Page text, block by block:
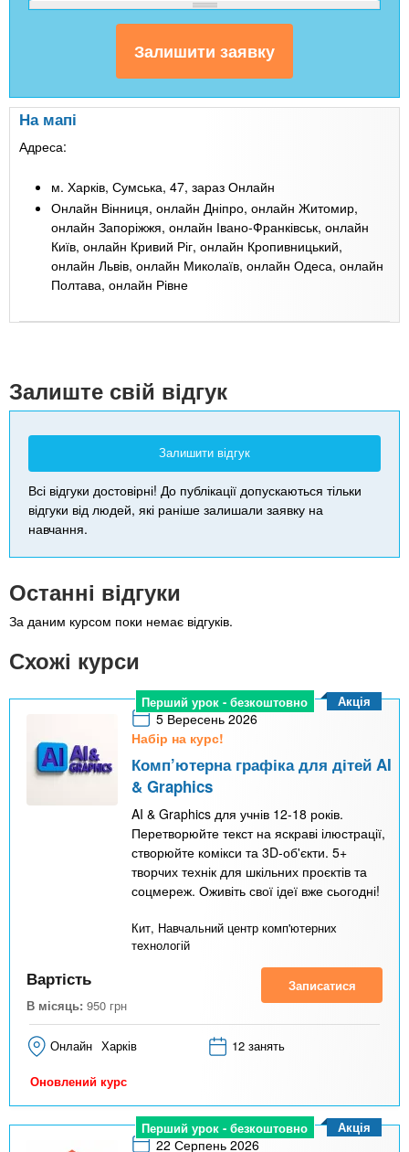
На мапі
Адреса:
м. Харків, Сумська, 47, зараз Онлайн
Онлайн Вінниця, онлайн Дніпро, онлайн Житомир,
онлайн Запоріжжя, онлайн Івано-Франківськ, онлайн
Київ, онлайн Кривий Ріг, онлайн Кропивницький,
онлайн Львів, онлайн Миколаїв, онлайн Одеса, онлайн
Полтава, онлайн Рівне
Залиште свій відгук
Залишити відгук
Всі відгуки достовірні! До публікації допускаються тільки
відгуки від людей, які раніше залишали заявку на
навчання.
Останні відгуки
За даним курсом поки немає відгуків.
Схожі курси
Перший урок - безкоштовно
5 Вересень 2026
Набір на курс!
Комп’ютерна графіка для дітей AI
& Graphics
AI & Graphics для учнів 12-18 років.
Перетворюйте текст на яскраві ілюстрації,
створюйте комікси та 3D-об'єкти. 5+
творчих технік для шкільних проєктів та
соцмереж. Оживіть свої ідеї вже сьогодні!
Кит, Навчальний центр комп'ютерних
технологій
Акція
Вартість
В місяць: 950 грн
Записатися
Онлайн Харків 12 занять
Оновлений курс
Перший урок - безкоштовно
22 Серпень 2026
Акція